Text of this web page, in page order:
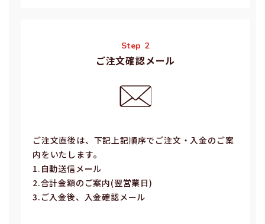
Step 2
ご注文確認メール
ご注⽂直後は、下記上記順序でご注⽂・⼊⾦のご案
内をいたします。
1.⾃動送信メール
2.合計⾦額のご案内(翌営業⽇)
3.ご⼊⾦後、⼊⾦確認メール